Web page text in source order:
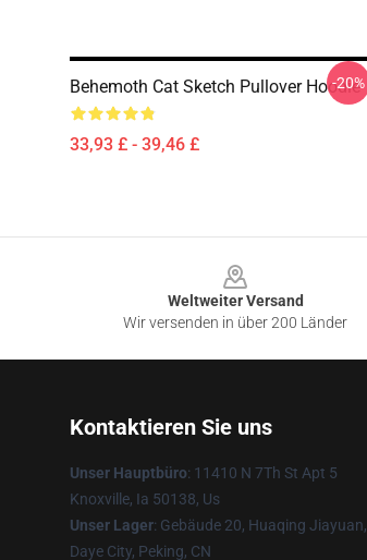
Behemoth Cat Sketch Pullover Hoodie
33,93 £ - 39,46 £
-20%
Weltweiter Versand
Wir versenden in über 200 Länder
Kontaktieren Sie uns
Unser Hauptbüro: 11410 N 7Th St Apt 5
Knoxville, Ia 50138, Us
Unser Lager: Gebäude 20, Huaqing Jiayuan,
Daye City, Peking, CN